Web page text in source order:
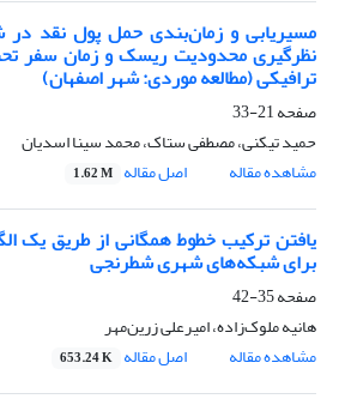
مسیریابی و زمان‌بندی حمل پول نقد در
نظرگیری محدودیت ریسک و زمان سفر
ترافیکی (مطالعه موردی: شهر اصفهان)
صفحه21-33
حمید تیکنی، مصطفی ستاک، محمد سینا اسدیان
مشاهده مقاله
اصل مقاله 1.62 M
یافتن ترکیب خطوط همگانی از طریق یک
برای شبکه‌های شهری شطرنجی
صفحه35-42
هانیه ملوک‌زاده، امیرعلی زرین‌مهر
مشاهده مقاله
اصل مقاله 653.24 K